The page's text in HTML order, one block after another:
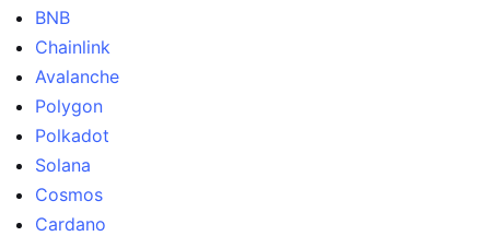
BNB
Chainlink
Avalanche
Polygon
Polkadot
Solana
Cosmos
Cardano